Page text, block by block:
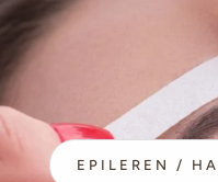
EPILEREN /